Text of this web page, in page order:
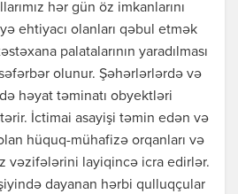
hər gün öz imkanlarını
ehtiyacı olanları qəbul etmək
palatalarının yaradılması
olunur. Şəhərlərlərdə və
həyat təminatı obyektləri
İctimai asayişi təmin edən və
hüquq-mühafizə orqanları və
vəzifələrini layiqincə icra edirlər.
dayanan hərbi qulluqçular